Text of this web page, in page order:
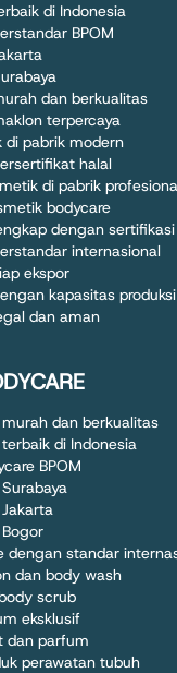
di Indonesia
BPOM
dan berkualitas
terpercaya
di pabrik modern
halal
di pabrik
bodycare
dengan sertifikasi
internasional
ekspor
kapasitas
dan aman
dan berkualitas
di Indonesia
BPOM
dengan standar
dan body wash
scrub
eksklusif
dan parfum
perawatan tubuh